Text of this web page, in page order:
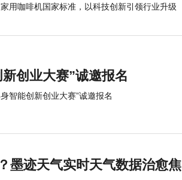
用咖啡机国家标准，以科技创新引领行业升级
创业大赛”诚邀报名
智能创新创业大赛”诚邀报名
墨迹天气实时天气数据治愈焦